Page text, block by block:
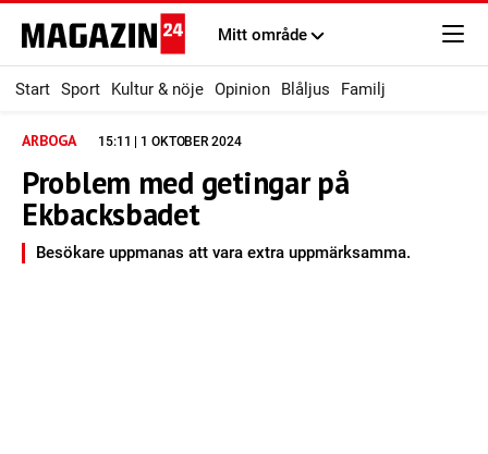
Mitt område
Start Sport Kultur & nöje Opinion Blåljus Familj
ARBOGA 15:11 | 1 OKTOBER 2024
Problem med getingar på
Ekbacksbadet
Besökare uppmanas att vara extra uppmärksamma.